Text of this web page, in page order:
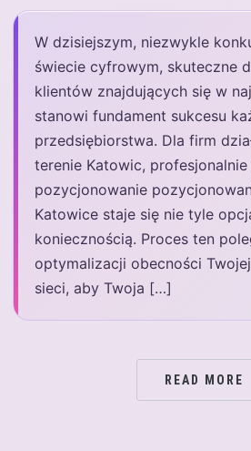
W dzisiejszym, niezwykle
świecie cyfrowym, skuteczne
klientów znajdujących się w
stanowi fundament sukcesu
przedsiębiorstwa. Dla firm
terenie Katowic,
pozycjonowanie
Katowice staje się nie tyle
koniecznością. Proces ten
optymalizacji obecności
sieci, aby Twoja […]
READ MORE